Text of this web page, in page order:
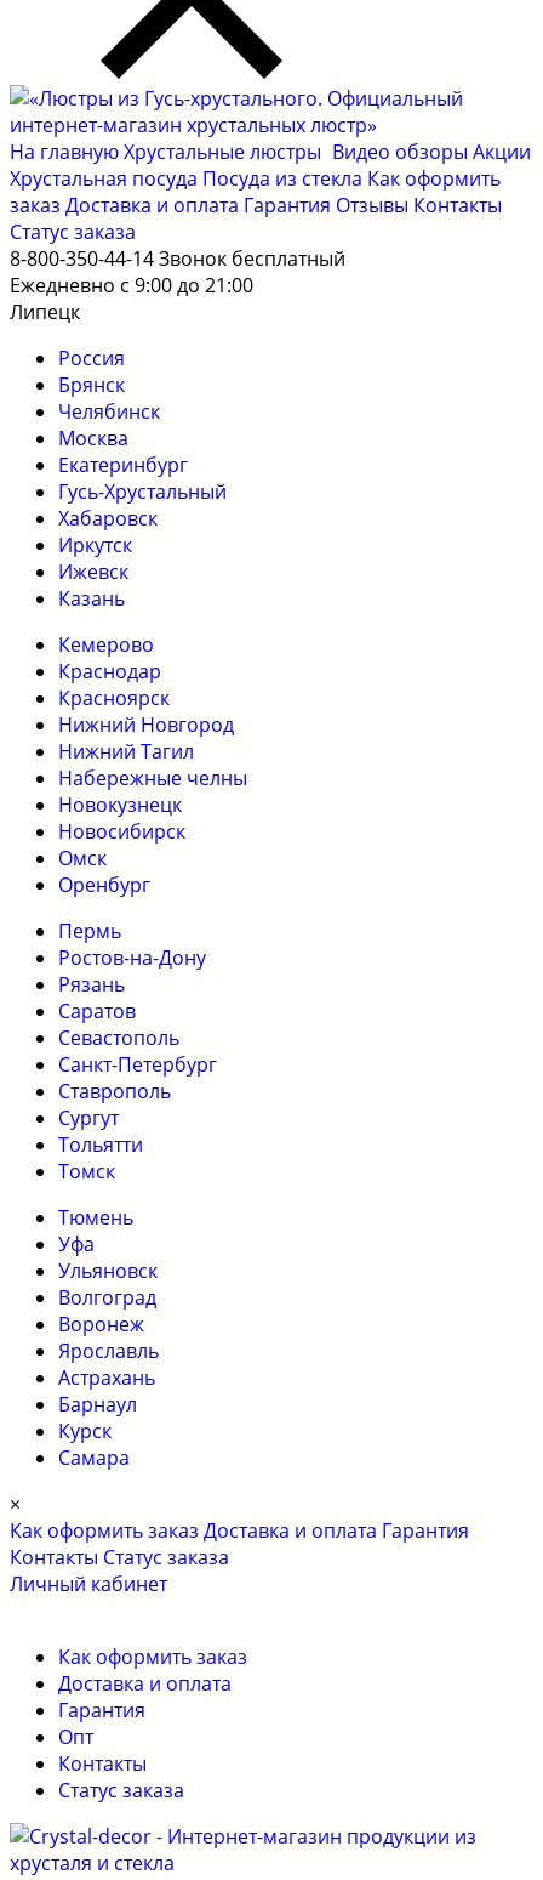
На главнуюХрустальные люстры Видео обзоры Акции
Хрустальная посуда Посуда из стекла Как оформить
заказ Доставка и оплата Гарантия Отзывы Контакты
Cтатус заказа
8-800-350-44-14Звонок бесплатный
Ежедневно с 9:00 до 21:00
Липецк
Россия
Брянск
Челябинск
Москва
Екатеринбург
Гусь-Хрустальный
Хабаровск
Иркутск
Ижевск
Казань
Кемерово
Краснодар
Красноярск
Нижний Новгород
Нижний Тагил
Набережные челны
Новокузнецк
Новосибирск
Омск
Оренбург
Пермь
Ростов-на-Дону
Рязань
Саратов
Севастополь
Санкт-Петербург
Ставрополь
Сургут
Тольятти
Томск
Тюмень
Уфа
Ульяновск
Волгоград
Воронеж
Ярославль
Астрахань
Барнаул
Курск
Самара
×
Как оформить заказ Доставка и оплата Гарантия
Контакты Cтатус заказа
Личный кабинет
Как оформить заказ
Доставка и оплата
Гарантия
Опт
Контакты
Cтатус заказа